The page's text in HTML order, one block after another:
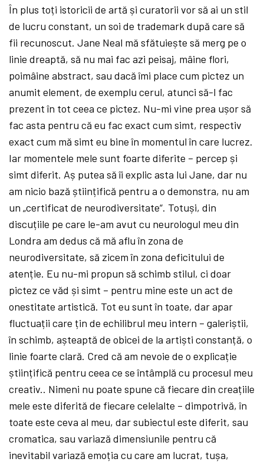
În plus toți istoricii de artă și curatorii vor să ai un stil
de lucru constant, un soi de trademark după care să
fii recunoscut. Jane Neal mă sfătuiește să merg pe o
linie dreaptă, să nu mai fac azi peisaj, mâine flori,
poimâine abstract, sau dacă îmi place cum pictez un
anumit element, de exemplu cerul, atunci să-l fac
prezent în tot ceea ce pictez. Nu-mi vine prea ușor să
fac asta pentru că eu fac exact cum simt, respectiv
exact cum mă simt eu bine în momentul în care lucrez.
Iar momentele mele sunt foarte diferite – percep și
simt diferit. Aș putea să îi explic asta lui Jane, dar nu
am nicio bază științifică pentru a o demonstra, nu am
un „certificat de neurodiversitate“. Totuși, din
discuțiile pe care le-am avut cu neurologul meu din
Londra am dedus că mă aflu în zona de
neurodiversitate, să zicem în zona deficitului de
atenție. Eu nu-mi propun să schimb stilul, ci doar
pictez ce văd și simt – pentru mine este un act de
onestitate artistică. Tot eu sunt în toate, dar apar
fluctuații care țin de echilibrul meu intern – galeriștii,
în schimb, așteaptă de obicei de la artiști constanță, o
linie foarte clară. Cred că am nevoie de o explicație
științifică pentru ceea ce se întâmplă cu procesul meu
creativ.. Nimeni nu poate spune că fiecare din creațiile
mele este diferită de fiecare celelalte – dimpotrivă, în
toate este ceva al meu, dar subiectul este diferit, sau
cromatica, sau variază dimensiunile pentru că
inevitabil variază emoția cu care am lucrat, tușa,